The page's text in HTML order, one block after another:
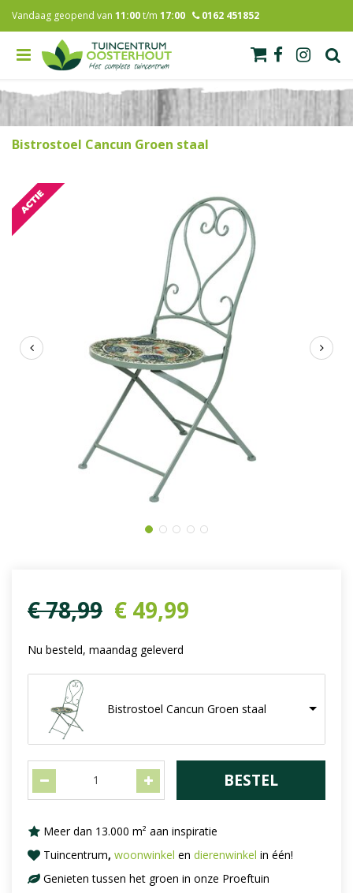
c
Vandaag geopend van 11:00t/m 17:00 0162 451852
Bistrostoel Cancun Groen staal
€78,99 € 49,99
Nu besteld, maandag geleverd
Bistrostoel Cancun Groen staal
Meer dan 13.000 m² aan inspiratie
Tuincentrum, woonwinkel en dierenwinkel in één!
Genieten tussen het groen in onze Proeftuin